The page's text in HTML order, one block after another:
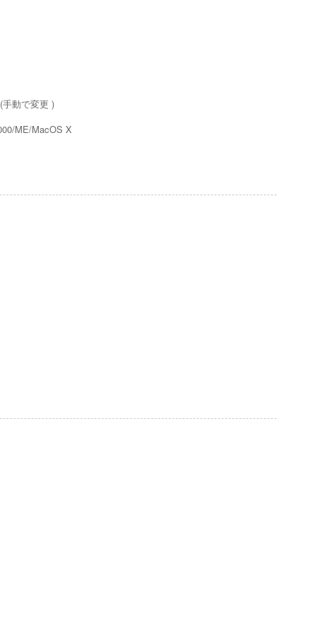
手動で変更 )
ME/MacOS X